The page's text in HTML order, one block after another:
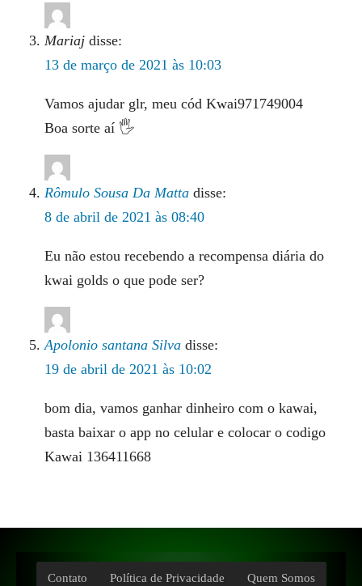
Mariaj disse:
13 de março de 2021 às 10:03
Vamos ajudar glr, meu cód Kwai971749004
Boa sorte aí 🖐️
Rômulo Sousa Da Matta disse:
8 de abril de 2021 às 08:40
Eu não estou recebendo a recompensa diária do
kwai golds o que pode ser?
Apolonio santana Silva disse:
19 de abril de 2021 às 10:02
bom dia, vamos ganhar dinheiro com o kawai,
basta baixar o app no celular e colocar o codigo
Kawai 136411668
Contato Política de Privacidade Quem Somos